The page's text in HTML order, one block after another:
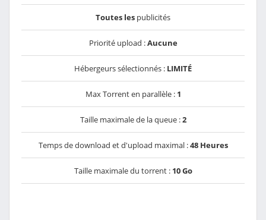
Toutes les publicités
Priorité upload :Aucune
Hébergeurs sélectionnés : LIMITÉ
Max Torrent en parallèle : 1
Taille maximale de la queue :2
Temps de download et d'upload maximal :48 Heures
Taille maximale du torrent : 10 Go